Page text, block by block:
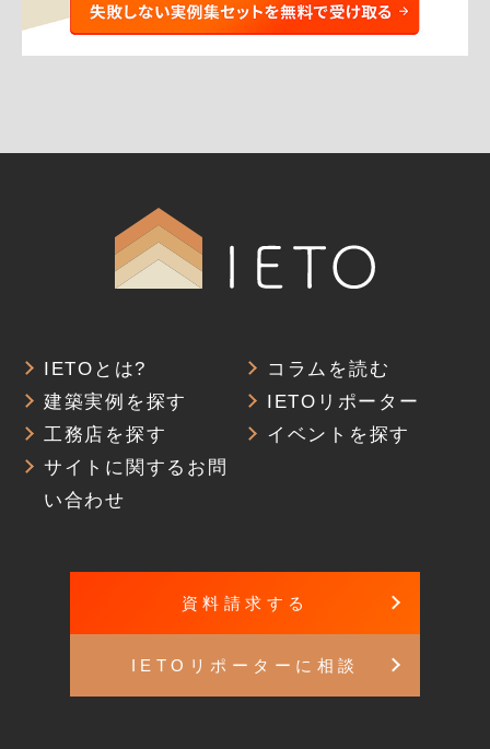
IETOとは?
コラムを読む
建築実例を探す
IETOリポーター
工務店を探す
イベントを探す
サイトに関するお問
い合わせ
資料請求する
IETOリポーターに相談